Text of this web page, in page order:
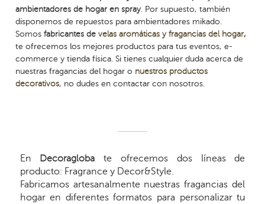
ambientadores de hogar en spray. Por supuesto, también
disponemos de repuestos para ambientadores mikado.
Somosfabricantes develas aromáticas y fragancias del hogar,
te ofrecemos los mejores productos para tus eventos, e-
commerce y tienda física. Si tienes cualquier duda acerca de
nuestras fragancias del hogar o nuestros productos
decorativos, no dudes en contactar con nosotros.
En Decoragloba te ofrecemos dos líneas de
producto: Fragrance y Decor&Style.
Fabricamos artesanalmente nuestras fragancias del
hogar en diferentes formatos para personalizar tu